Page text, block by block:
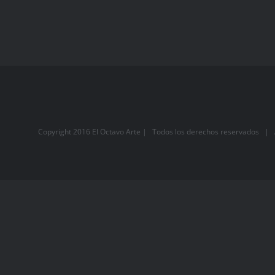
Copyright 2016 El Octavo Arte | Todos los derechos reservados |